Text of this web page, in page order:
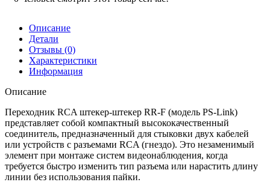
Описание
Детали
Отзывы (0)
Характеристики
Информация
Описание
Переходник RCA штекер-штекер RR-F (модель PS-Link)
представляет собой компактный высококачественный
соединитель, предназначенный для стыковки двух кабелей
или устройств с разъемами RCA (гнездо). Это незаменимый
элемент при монтаже систем видеонаблюдения, когда
требуется быстро изменить тип разъема или нарастить длину
линии без использования пайки.